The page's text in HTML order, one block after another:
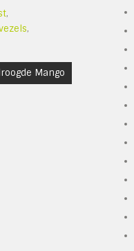
,
,
Mango